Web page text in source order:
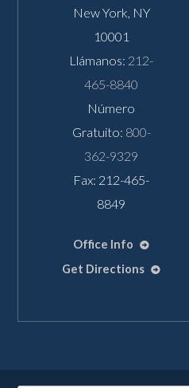
New York, NY
10001
Llámanos: 212-
465-8840
Número
Gratuito: 800-
362-9329
Fax: 212-465-
8849
Office Info
Get Directions